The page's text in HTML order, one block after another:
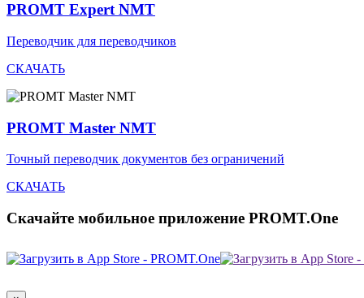
PROMT Expert NMT
Переводчик для переводчиков
СКАЧАТЬ
PROMT Master NMT
Точный переводчик документов без ограничений
СКАЧАТЬ
Скачайте мобильное приложение PROMT.One